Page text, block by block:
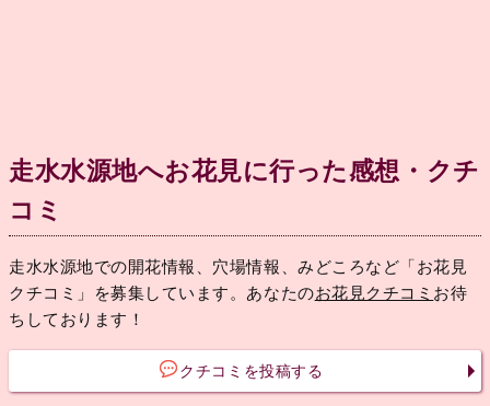
走水水源地へお花見に行った感想・クチ
コミ
走水水源地での開花情報、穴場情報、みどころなど「お花見
クチコミ」を募集しています。あなたのお花見クチコミ お待
ちしております！
クチコミを投稿する